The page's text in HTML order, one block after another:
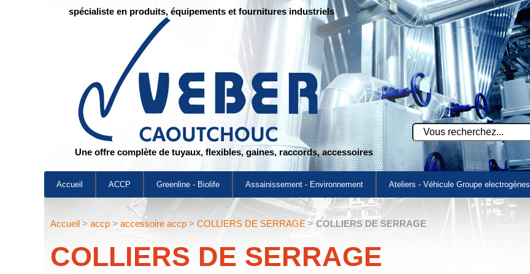
spécialiste en produits, équipements et fournitures industriels
Une offre complète de tuyaux, flexibles, gaines, raccords, accessoires
Accueil ACCP Greenline - Biolife Assainissement - Environnement Ateliers - Véhicule Groupe electrogènes
Accueil > accp > accessoire accp > COLLIERS DE SERRAGE > COLLIERS DE SERRAGE
COLLIERS DE SERRAGE